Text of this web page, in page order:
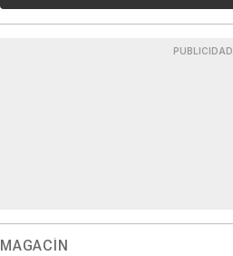
PUBLICIDAD
MAGACÍN